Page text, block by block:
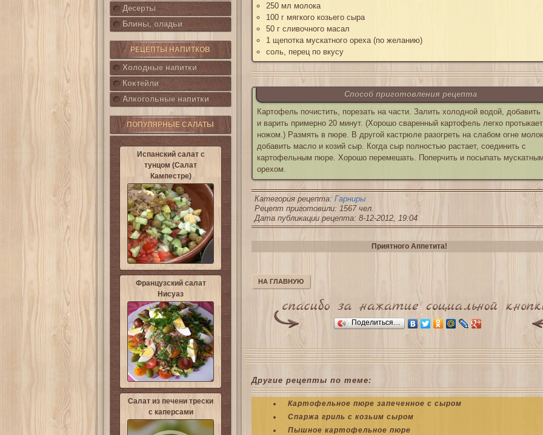
Десерты
Блины, оладьи
РЕЦЕПТЫ НАПИТКОВ
Холодные напитки
Коктейли
Алкогольные напитки
ПОПУЛЯРНЫЕ САЛАТЫ
Испанский салат с
тунцом (Салат
Кампестре)
Французский салат
Нисуаз
Салат из печени трески
с каперсами
250 мл молока
100 г мягкого козьего сыра
50 г сливочного масал
1 щепотка мускатного ореха (по желанию)
соль, перец по вкусу
Способ приготовления рецепта
Картофель почистить, порезать на части. Залить холодной водой, добавить
и варить примерно 20 минут. (Хорошо сваренный картофель легко
ножом.) Размять в пюре. В другой кастрюле разогреть на слабом огне
добавить масло и козий сыр. Когда сыр полностью растает, соединить с
картофельным пюре. Хорошо перемешать. Поперчить и посыпать мускатным
орехом.
Категория рецепта: Гарниры
Рецепт приготовили: 1567 чел.
Дата публикации рецепта: 8-12-2012, 19:04
Приятного Аппетита!
НА ГЛАВНУЮ
Поделиться…
Другие рецепты по теме:
Картофельное пюре запеченное с сыром
Спаржа гриль с козьим сыром
Пышное картофельное пюре